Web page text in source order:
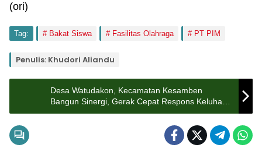
(ori)
Tag: Bakat Siswa Fasilitas Olahraga PT PIM
Penulis: Khudori Aliandu
Desa Watudakon, Kecamatan Kesamben
Bangun Sinergi, Gerak Cepat Respons Keluhan
Warga Soal Tanggul Jebol